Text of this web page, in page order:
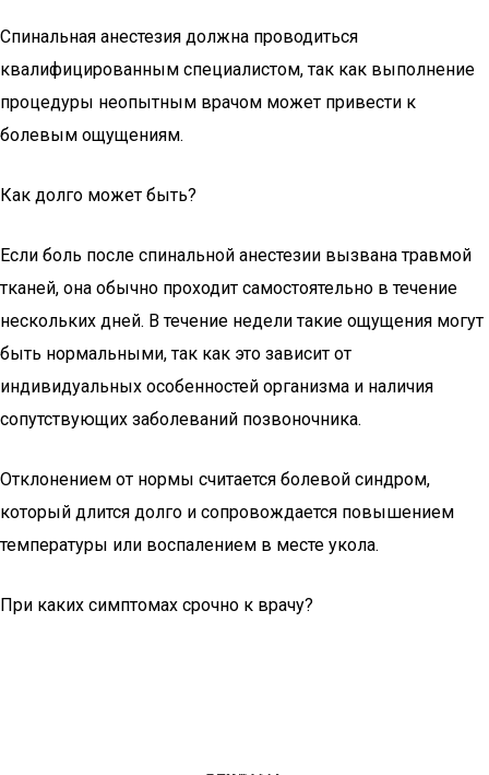
Спинальная анестезия должна проводиться
квалифицированным специалистом, так как выполнение
процедуры неопытным врачом может привести к
болевым ощущениям.
Как долго может быть?
Если боль после спинальной анестезии вызвана травмой
тканей, она обычно проходит самостоятельно в течение
нескольких дней. В течение недели такие ощущения могут
быть нормальными, так как это зависит от
индивидуальных особенностей организма и наличия
сопутствующих заболеваний позвоночника.
Отклонением от нормы считается болевой синдром,
который длится долго и сопровождается повышением
температуры или воспалением в месте укола.
При каких симптомах срочно к врачу?